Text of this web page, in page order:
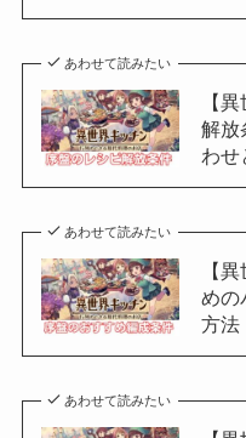
あわせて読みたい
【
解放
わせ
あわせて読みたい
【
めの
方法
あわせて読みたい